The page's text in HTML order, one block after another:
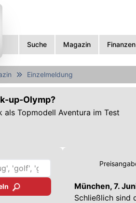
Suche Magazin Finanzen
Einzelmeldung
up-Olymp?
als Topmodell Aventura im Test
München, 7.
Schließlich sind